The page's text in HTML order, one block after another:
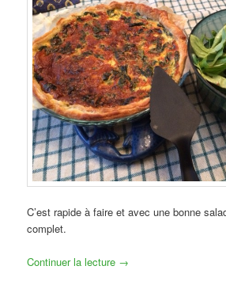
C’est rapide à faire et avec une bonne
complet.
Continuer la lecture →